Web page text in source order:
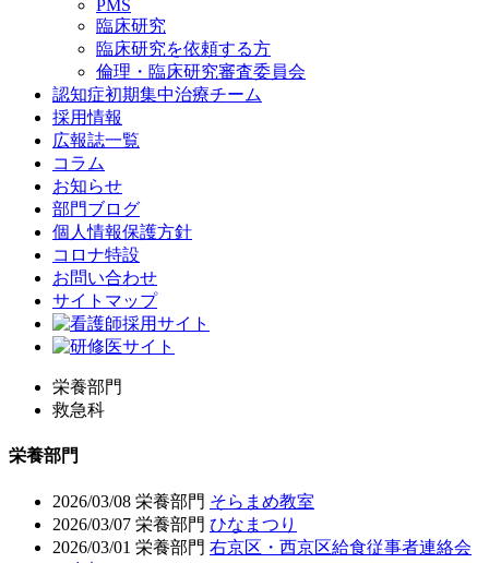
PMS
臨床研究
臨床研究を依頼する方
倫理・臨床研究審査委員会
認知症初期集中治療チーム
採用情報
広報誌一覧
コラム
お知らせ
部門ブログ
個人情報保護方針
コロナ特設
お問い合わせ
サイトマップ
栄養部門
救急科
栄養部門
2026/03/08 栄養部門 そらまめ教室
2026/03/07 栄養部門 ひなまつり
2026/03/01 栄養部門 右京区・西京区給食従事者連絡会